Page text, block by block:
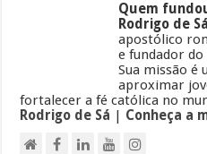
Quem
Rodrigo de Sá
apostólico
e fundador do
Sua missão é
aproximar
fortalecer a fé católica no
Rodrigo de Sá | Conheça a